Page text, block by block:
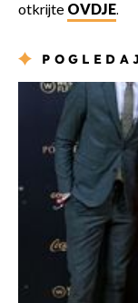
otkrijte OVDJE.